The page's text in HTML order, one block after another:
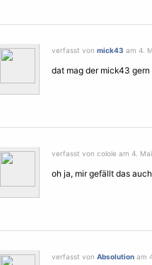
verfasst von mick43 am 4.
dat mag der mick43 gern
verfasst von colole am 4.
oh ja, mir gefällt das
verfasst von Absolution am